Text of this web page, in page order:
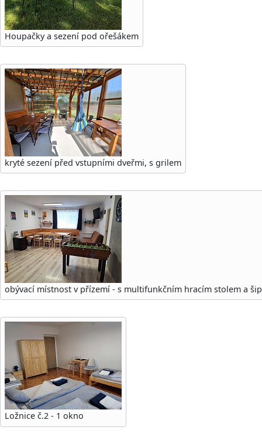
Houpačky a sezení pod ořešákem
kryté sezení před vstupními dveřmi, s grilem
obývací místnost v přízemí - s multifunkčním hracím stolem a
Ložnice č.2 - 1 okno